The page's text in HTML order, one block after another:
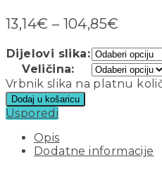
13,14€ – 104,85€
Dijelovi slika:
Veličina:
Vrbnik slika na platnu
Dodaj u košaricu
Usporedi
Opis
Dodatne informacije